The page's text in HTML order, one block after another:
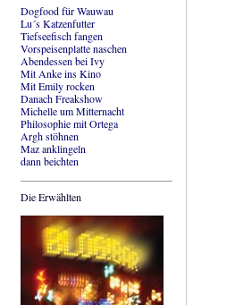
Dogfood für Wauwau
Lu´s Katzenfutter
Tiefseefisch fangen
Vorspeisenplatte naschen
Abendessen bei Ivy
Mit Anke ins Kino
Mit Emily rocken
Danach Freakshow
Michelle um Mitternacht
Philosophie mit Ortega
Argh stöhnen
Maz anklingeln
dann beichten
Die Erwählten